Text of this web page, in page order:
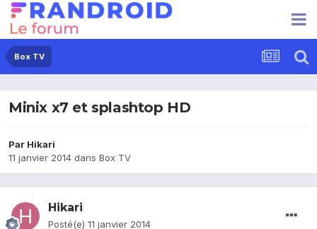
Box TV
Minix x7 et splashtop HD
Par Hikari
11 janvier 2014 dans Box TV
Hikari
Posté(e) 11 janvier 2014